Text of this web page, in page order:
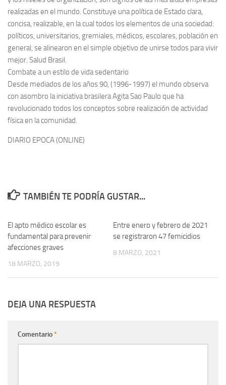
realizadas en el mundo. Constituye una política de Estado clara,
concisa, realizable, en la cual todos los elementos de una sociedad:
políticos, universitarios, gremiales, médicos, escolares, población en
general, se alinearon en el simple objetivo de unirse todos para vivir
mejor. Salud Brasil.
Combate a un estilo de vida sedentario
Desde mediados de los años 90, (1996-1997) el mundo observa
con asombro la iniciativa brasilera Agita Sao Paulo que ha
revolucionado todos los conceptos sobre realización de actividad
física en la comunidad.
DIARIO EPOCA (ONLINE)
TAMBIÉN TE PODRÍA GUSTAR...
El apto médico escolar es
fundamental para prevenir
afecciones graves
18 MARZO, 2019
Entre enero y febrero de 2021
se registraron 47 femicidios
8 MARZO, 2021
DEJA UNA RESPUESTA
Comentario*